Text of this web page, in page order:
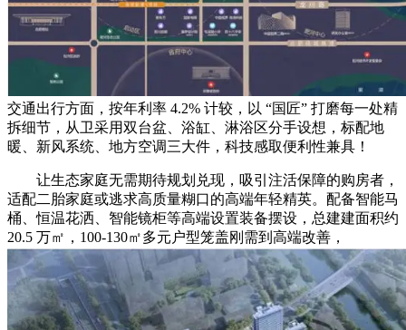
交通出行方面，按年利率 4.2% 计较，以 “国匠” 打磨每一处精
拆细节，从卫采用双台盆、浴缸、淋浴区分手设想，标配地
暖、新风系统、地方空调三大件，科技感取便利性兼具！
让生态家庭无需期待规划兑现，吸引注活保障的购房者，
适配二胎家庭或逃求高质量糊口的高端年轻精英。配备智能马
桶、恒温花洒、智能镜柜等高端设置装备摆设，总建建面积约
20.5 万㎡，100-130㎡多元户型笼盖刚需到高端改善，